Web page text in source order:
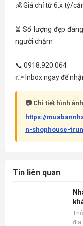
💰 Giá chỉ từ 6,x tỷ/
⏳ Số lượng đẹp
người chậm
📞 0918.920.064
👉 Inbox ngay để
📷 Chi tiết hình
https://
n-shophouse-
Tin liên quan
48